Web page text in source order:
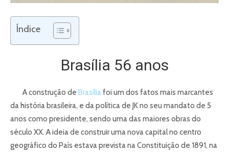
Índice
Brasília 56 anos
A construção de Brasíliafoi um dos fatos mais marcantes
da história brasileira, e da política de JK no seu mandato de 5
anos como presidente, sendo uma das maiores obras do
século XX. A ideia de construir uma nova capital no centro
geográfico do País estava prevista na Constituição de 1891, na